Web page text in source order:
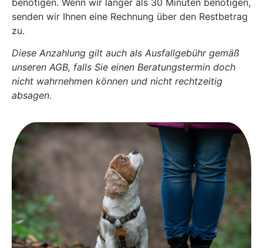
senden wir Ihnen eine Rechnung über den Restbetrag
zu.
Diese Anzahlung gilt auch als Ausfallgebühr gemäß
unseren AGB, falls Sie einen Beratungstermin doch
nicht wahrnehmen können und nicht rechtzeitig
absagen.